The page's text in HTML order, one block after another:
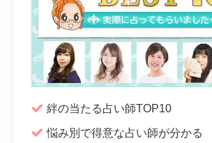
絆の当たる占い師TOP10
悩み別で得意な占い師が分かる